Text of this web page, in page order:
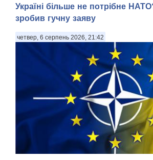
Україні більше не потрібне
зробив гучну заяву
четвер, 6 серпень 2026, 21:42